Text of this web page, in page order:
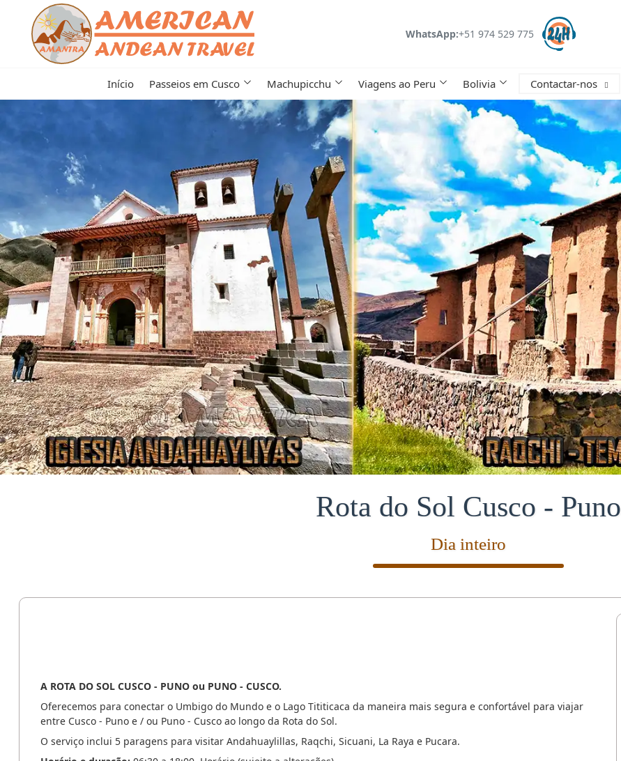
WhatsApp:+51 974 529 775
Início Passeios em Cusco Machupicchu Viagens ao Peru Bolivia Contactar-nos
Rota do Sol Cusco - Puno
Dia inteiro
A ROTA DO SOL CUSCO - PUNO ou PUNO - CUSCO.
Oferecemos para conectar o Umbigo do Mundo e o Lago Tititicaca da maneira mais segura e confortável para viajar
entre Cusco - Puno e / ou Puno - Cusco ao longo da Rota do Sol.
O serviço inclui 5 paragens para visitar Andahuaylillas, Raqchi, Sicuani, La Raya e Pucara.